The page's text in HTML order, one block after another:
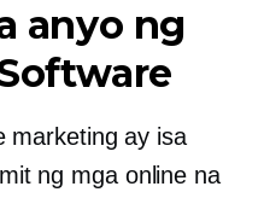
anyo ng
marketing ay isa
ng mga online na